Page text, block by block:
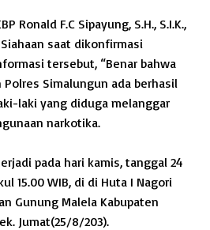
Ronald F.C Sipayung, S.H., S.I.K.,
Siahaan saat dikonfirmasi
tersebut, “Benar bahwa
Simalungun ada berhasil
laki yang diduga melanggar
narkotika.
pada hari kamis, tanggal 24
15.00 WIB, di di Huta I Nagori
Gunung Malela Kabupaten
Jumat(25/8/203).